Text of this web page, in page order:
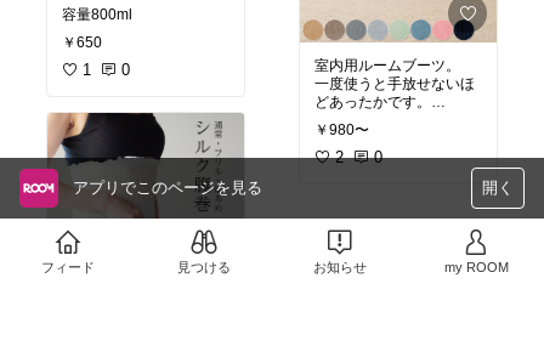
容量800ml
￥650
1 0
室内用ルームブーツ。
一度使うと手放せないほ
どあったかです。
しかもふくらはぎまでカ
バーするロングタイプ。
足首を温めると体もポカ
のブーツのおかげで家の
中も快適です♪
￥980〜
2
0
アプリでこのページを見る
開く
フィード 見つける お知らせ my ROOM